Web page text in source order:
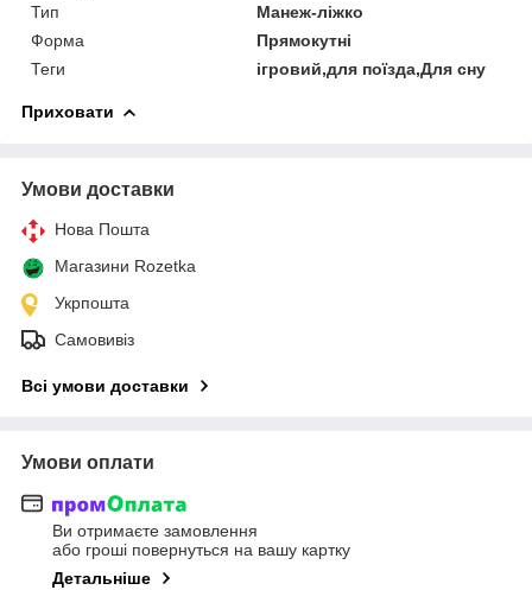
Тип
Манеж-ліжко
Форма
Прямокутні
Теги
ігровий,для поїзда,Для сну
Приховати
Умови доставки
Нова Пошта
Магазини Rozetka
Укрпошта
Самовивіз
Всі умови доставки
Умови оплати
Ви отримаєте замовлення
або гроші повернуться на вашу картку
Детальніше